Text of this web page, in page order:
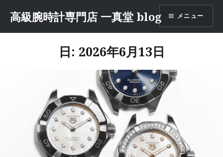
テ
高級腕時計専門店 一真堂 blog メニュー
日: 2026年6月13日